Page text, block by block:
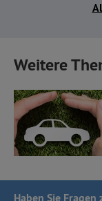
Weitere
Haben Sie Fragen